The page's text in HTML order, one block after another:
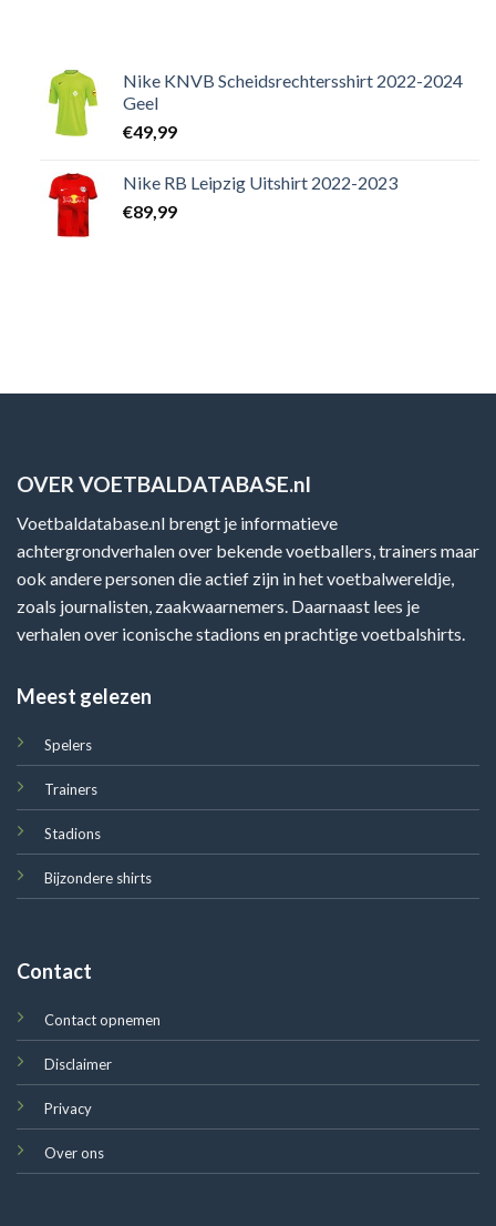
Nike KNVB Scheidsrechtersshirt 2022-2024
Geel
€49,99
Nike RB Leipzig Uitshirt 2022-2023
€89,99
OVER VOETBALDATABASE.nl
Voetbaldatabase.nl brengt je informatieve
achtergrondverhalen over bekende voetballers, trainers maar
ook andere personen die actief zijn in het voetbalwereldje,
zoals journalisten, zaakwaarnemers. Daarnaast lees je
verhalen over iconische stadions en prachtige voetbalshirts.
Meest gelezen
Spelers
Trainers
Stadions
Bijzondere shirts
Contact
Contact opnemen
Disclaimer
Privacy
Over ons